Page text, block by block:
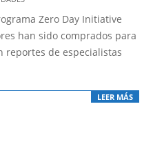
Zero Day Initiative
han sido comprados para
reportes de especialistas
LEER MÁS